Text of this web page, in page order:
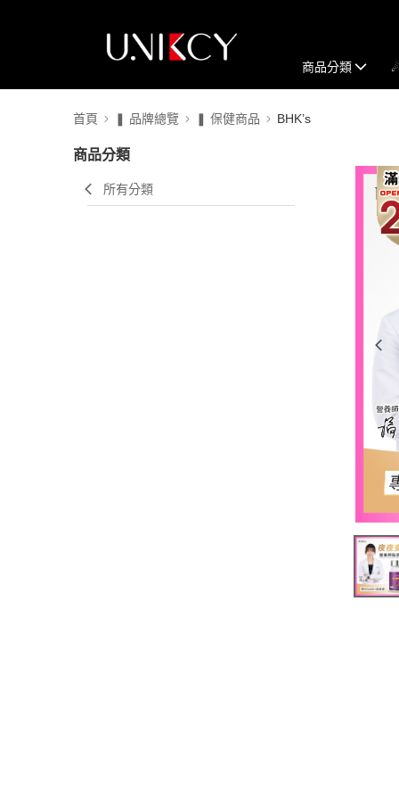
商品分類
首頁 ❚ 品牌總覽 ❚ 保健商品 BHK’s
商品分類
所有分類